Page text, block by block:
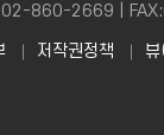
: 02-860-2669 |
저작권정책